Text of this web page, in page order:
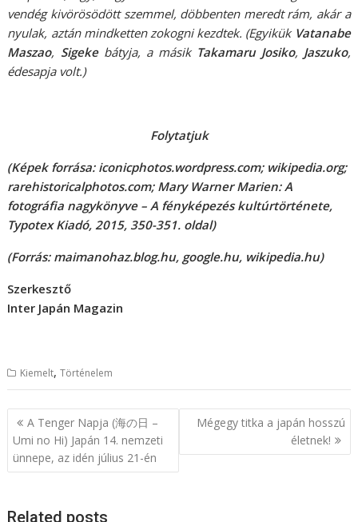
vendég kivörösödött szemmel, döbbenten meredt rám, akár a
nyulak, aztán mindketten zokogni kezdtek. (Egyikük Vatanabe
Maszao, Sigekebátyja, a másik Takamaru Josiko, Jaszuko,
édesapja volt.)
Folytatjuk
(Képek forrása: iconicphotos.wordpress.com; wikipedia.org;
rarehistoricalphotos.com; Mary Warner Marien: A
fotográfia nagykönyve – A fényképezés kultúrtörténete,
Typotex Kiadó, 2015, 350-351. oldal)
(Forrás: maimanohaz.blog.hu, google.hu, wikipedia.hu)
Szerkesztő
Inter Japán Magazin
Kiemelt,Történelem
B
e
g
A Tenger Napja (海の日 –
Umi no Hi) Japán 14. nemzeti
ünnepe, az idén július 21-én
Mégegy titka a japán hosszú
életnek!
Related posts